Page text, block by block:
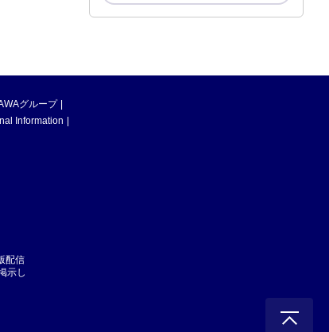
グループ
Information
配信
示し